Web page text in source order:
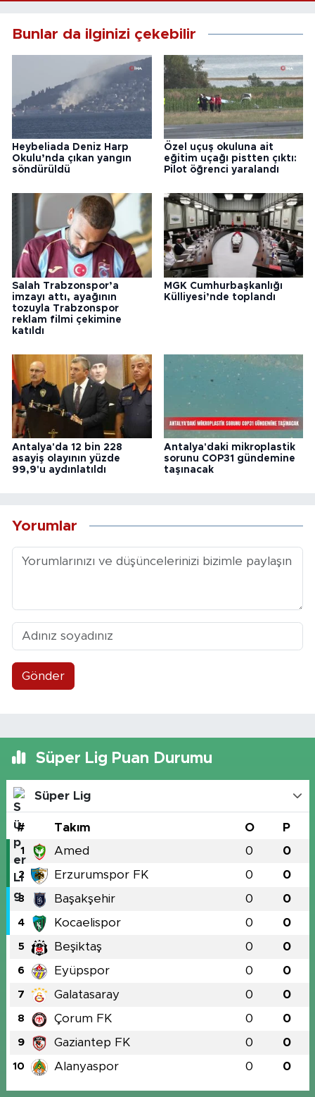
Bunlar da ilginizi çekebilir
Heybeliada Deniz Harp
Okulu’nda çıkan yangın
söndürüldü
Özel uçuş okuluna ait
eğitim uçağı pistten çıktı:
Pilot öğrenci yaralandı
Salah Trabzonspor’a
imzayı attı, ayağının
tozuyla Trabzonspor
reklam filmi çekimine
katıldı
MGK Cumhurbaşkanlığı
Külliyesi’nde toplandı
Antalya'da 12 bin 228
asayiş olayının yüzde
99,9'u aydınlatıldı
Antalya'daki mikroplastik
sorunu COP31 gündemine
taşınacak
Yorumlar
Gönder
Süper Lig Puan Durumu
Süper Lig
# Takım O P
1 Amed 0 0
2 Erzurumspor FK 0 0
3 Başakşehir 0 0
4 Kocaelispor 0 0
5 Beşiktaş 0 0
6 Eyüpspor 0 0
7 Galatasaray 0 0
8 Çorum FK 0 0
9 Gaziantep FK 0 0
10 Alanyaspor 0 0